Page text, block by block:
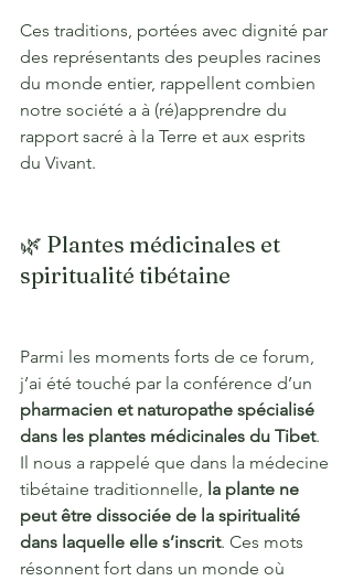
Ces traditions, portées avec dignité par
des représentants des peuples racines
du monde entier, rappellent combien
notre société a à (ré)apprendre du
rapport sacré à la Terre et aux esprits
du Vivant.
🌿 Plantes médicinales et
spiritualité tibétaine
Parmi les moments forts de ce forum,
j’ai été touché par la conférence d’un
pharmacien et naturopathe spécialisé
dans les plantes médicinales du Tibet.
Il nous a rappelé que dans la médecine
tibétaine traditionnelle, la plante ne
peut être dissociée de la spiritualité
dans laquelle elle s’inscrit. Ces mots
résonnent fort dans un monde où